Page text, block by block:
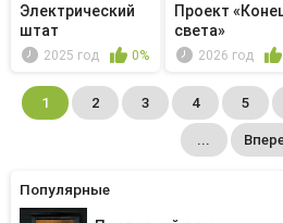
Популярные
Электрический
штат
2025 год 0%
Проект
света»
2026 год
1 2 3 4 5
...